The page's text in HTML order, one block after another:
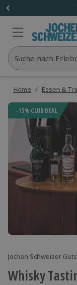
Suche nach
Home / Essen &
-15% CLUB DEAL
Jochen Schweizer
Whisky